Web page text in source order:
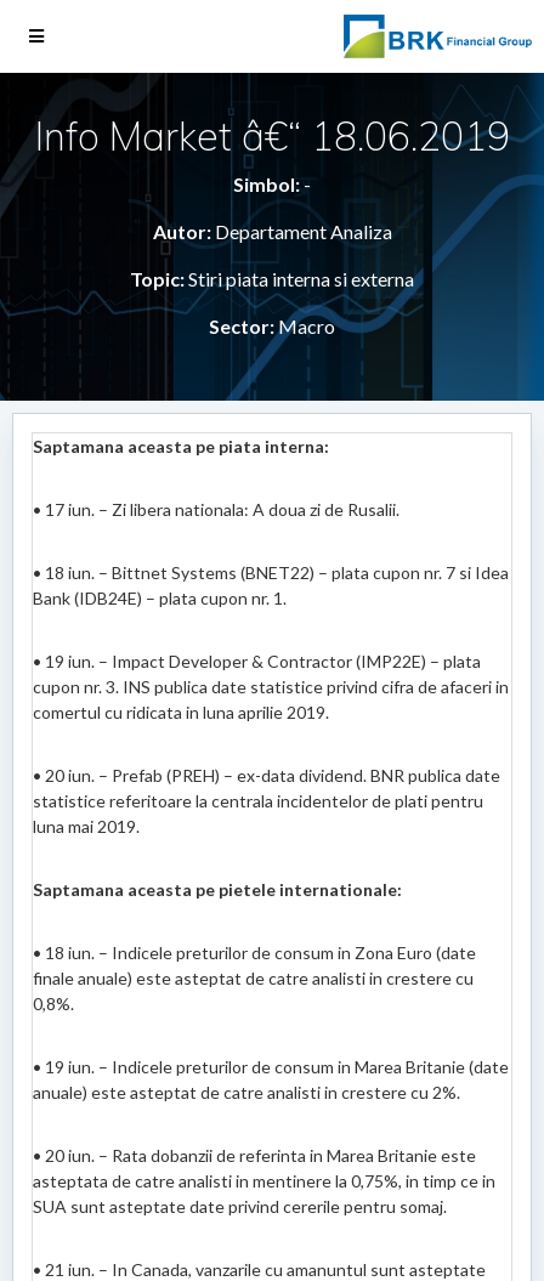
Info Market â€“ 18.06.2019
Simbol: -
Autor:Departament Analiza
Topic:Stiri piata interna si externa
Sector: Macro
Saptamana aceasta pe piata interna:
• 17 iun. – Zi libera nationala: A doua zi de Rusalii.
• 18 iun. – Bittnet Systems (BNET22) – plata cupon nr. 7 si Idea
Bank (IDB24E) – plata cupon nr. 1.
• 19 iun. – Impact Developer & Contractor (IMP22E) – plata
cupon nr. 3. INS publica date statistice privind cifra de afaceri in
comertul cu ridicata in luna aprilie 2019.
• 20 iun. – Prefab (PREH) – ex-data dividend. BNR publica date
statistice referitoare la centrala incidentelor de plati pentru
luna mai 2019.
Saptamana aceasta pe pietele internationale:
• 18 iun. – Indicele preturilor de consum in Zona Euro (date
finale anuale) este asteptat de catre analisti in crestere cu
0,8%.
• 19 iun. – Indicele preturilor de consum in Marea Britanie (date
anuale) este asteptat de catre analisti in crestere cu 2%.
• 20 iun. – Rata dobanzii de referinta in Marea Britanie este
asteptata de catre analisti in mentinere la 0,75%, in timp ce in
SUA sunt asteptate date privind cererile pentru somaj.
• 21 iun. – In Canada, vanzarile cu amanuntul sunt asteptate